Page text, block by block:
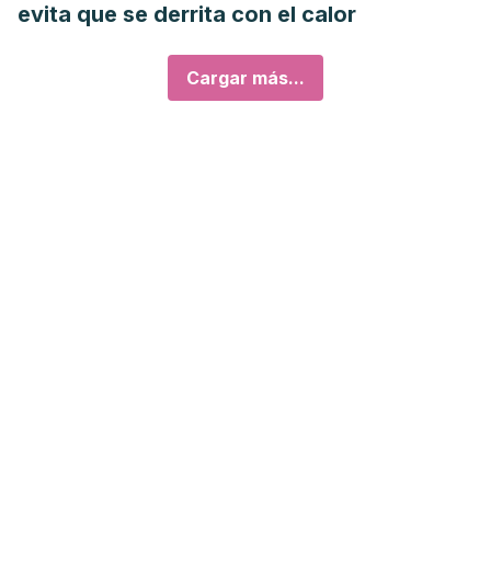
evita que se derrita con el calor
Cargar más...